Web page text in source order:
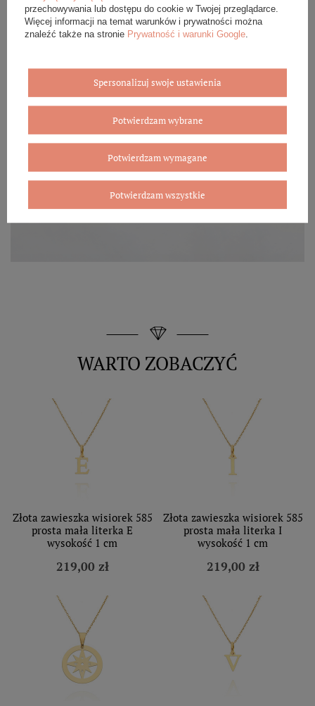
WARTO ZOBACZYĆ
Złota zawieszka wisiorek 585
prosta mała literka E
wysokość 1 cm
219,00 zł
Złota zawieszka wisiorek 585
prosta mała literka I
wysokość 1 cm
219,00 zł
przechowywania lub dostępu do cookie w Twojej przeglądarce.
Więcej informacji na temat warunków i prywatności można
znaleźć także na stronie Prywatność i warunki Google
Spersonalizuj swoje ustawienia
Potwierdzam wybrane
Potwierdzam wymagane
Potwierdzam wszystkie